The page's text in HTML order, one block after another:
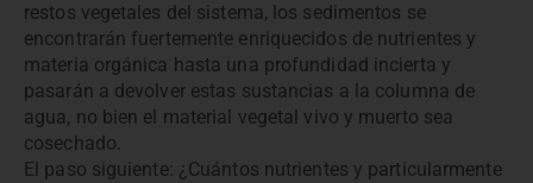
restos vegetales del sistema, los sedimentos se
encontrarán fuertemente enriquecidos de nutrientes y
materia orgánica hasta una profundidad incierta y
pasarán a devolver estas sustancias a la columna de
agua, no bien el material vegetal vivo y muerto sea
cosechado.
El paso siguiente: ¿Cuántos nutrientes y particularmente